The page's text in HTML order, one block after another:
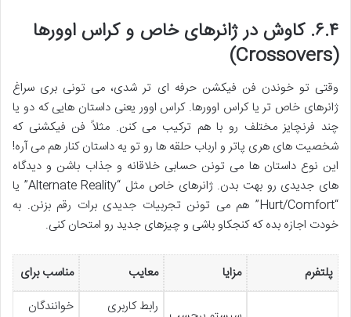
۶.۴. کاوش در ژانرهای خاص و کراس اوورها
(Crossovers)
وقتی تو خوندن فن فیکشن حرفه ای تر شدی، می تونی بری سراغ
ژانرهای خاص تر یا کراس اوورها. کراس اوور یعنی داستان هایی که دو یا
چند فرنچایز مختلف رو با هم ترکیب می کنن. مثلاً فن فیکشنی که
شخصیت های هری پاتر و ارباب حلقه ها رو تو یه داستان کنار هم می آره!
این نوع داستان ها می تونن حسابی خلاقانه و جذاب باشن و دیدگاه
های جدیدی رو بهت بدن. ژانرهای خاص مثل “Alternate Reality” یا
“Hurt/Comfort” هم می تونن تجربیات جدیدی برات رقم بزنن. به
خودت اجازه بده که کنجکاو باشی و چیزهای جدید رو امتحان کنی.
پلتفرم مزایا معایب مناسب برای
رابط کاربری
خوانندگان